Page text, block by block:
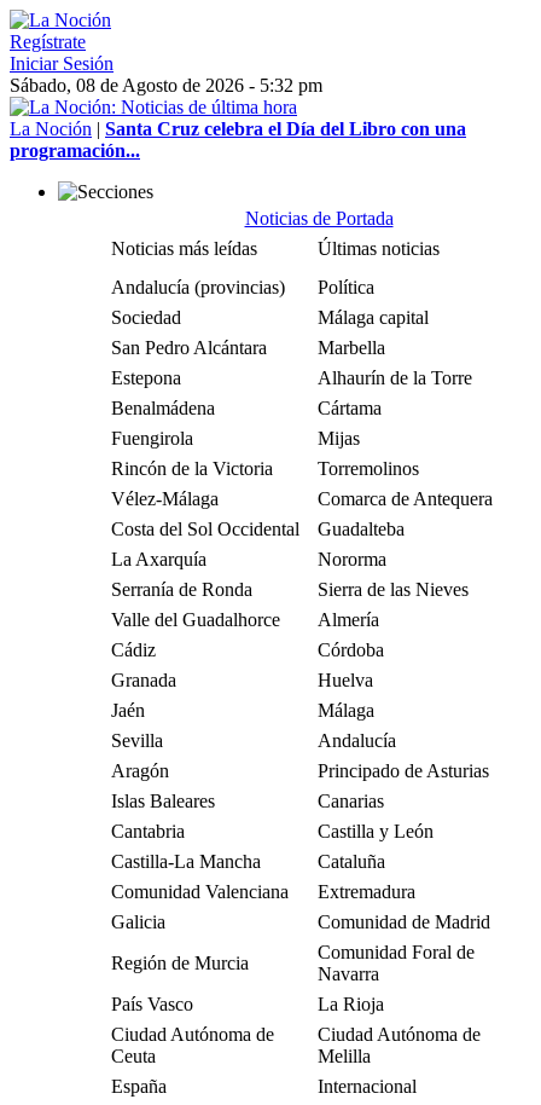
Regístrate
Iniciar Sesión
Sábado, 08 de Agosto de 2026 - 5:32 pm
La Noción | Santa Cruz celebra el Día del Libro con una
programación...
Noticias de Portada
Noticias más leídas
Últimas noticias
Andalucía (provincias)
Política
Sociedad
Málaga capital
San Pedro Alcántara
Marbella
Estepona
Alhaurín de la Torre
Benalmádena
Cártama
Fuengirola
Mijas
Rincón de la Victoria
Torremolinos
Vélez-Málaga
Comarca de Antequera
Costa del Sol Occidental
Guadalteba
La Axarquía
Nororma
Serranía de Ronda
Sierra de las Nieves
Valle del Guadalhorce
Almería
Cádiz
Córdoba
Granada
Huelva
Jaén
Málaga
Sevilla
Andalucía
Aragón
Principado de Asturias
Islas Baleares
Canarias
Cantabria
Castilla y León
Castilla-La Mancha
Cataluña
Comunidad Valenciana
Extremadura
Galicia
Comunidad de Madrid
Región de Murcia
Comunidad Foral de
Navarra
País Vasco
La Rioja
Ciudad Autónoma de
Ceuta
Ciudad Autónoma de
Melilla
España
Internacional